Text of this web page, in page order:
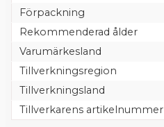
Förpackning
Rekommenderad ålder
Varumärkesland
Tillverkningsregion
Tillverkningsland
Tillverkarens artikelnummer